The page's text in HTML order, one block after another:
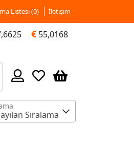
Listesi (0) İletişim
€ 55,0168
Sıralama